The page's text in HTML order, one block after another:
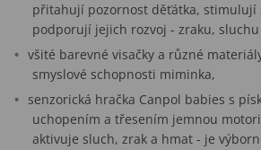
přitahují pozornost děťátka, stimulují
podporují jejich rozvoj - zraku,
všité barevné visačky a různé
smyslové schopnosti miminka,
senzorická hračka Canpol babies s
uchopením a třesením jemnou
aktivuje sluch, zrak a hmat - je